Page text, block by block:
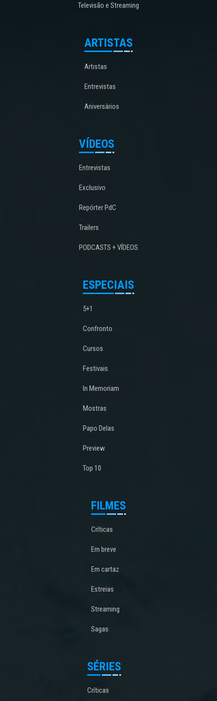
Televisão e Streaming
ARTISTAS
Artistas
Entrevistas
Aniversários
VÍDEOS
Entrevistas
Exclusivo
Repórter PdC
Trailers
PODCASTS + VÍDEOS
ESPECIAIS
5+1
Confronto
Cursos
Festivais
In Memoriam
Mostras
Papo Delas
Preview
Top 10
FILMES
Críticas
Em breve
Em cartaz
Estreias
Streaming
Sagas
SÉRIES
Críticas